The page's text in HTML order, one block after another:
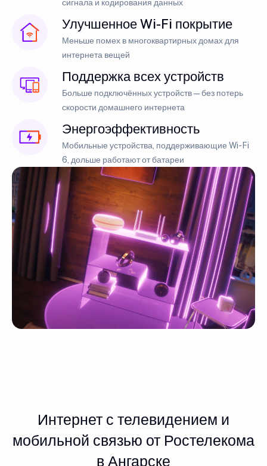
сигнала и кодирования данных
Улучшенное Wi-Fi покрытие
Меньше помех в многоквартирных домах для
интернета вещей
Поддержка всех устройств
Больше подключённых устройств — без потерь
скорости домашнего интернета
Энергоэффективность
Мобильные устройства, поддерживающие Wi-Fi
6, дольше работают от батареи
Интернет с телевидением и
мобильной связью от Ростелекома
в Ангарске